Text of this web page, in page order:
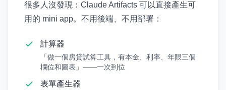
很多人沒發現：Claude Artifacts 可以直接產生可
用的 mini app。不用後端、不用部署：
計算器
「做一個房貸試算工具，有本金、利率、年限三個
欄位和圖表」——一次到位
表單產生器